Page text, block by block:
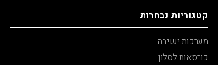
קטגוריות נבחרות
מערכות ישיבה
כורסאות לסלון